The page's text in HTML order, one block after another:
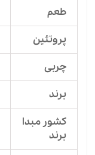
طعم
پروتئین
چربی
برند
کشور مبدا
برند